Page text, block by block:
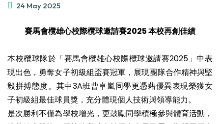
24 May 2025
賽馬會欖雄心校際欖球邀請賽2025 本校再創佳績
本校欖球隊於「賽馬會欖雄心校際欖球邀請賽2025」中表
現出色，勇奪女子初級組盃賽冠軍，展現團隊合作精神與堅
毅拼搏態度。其中3A班曹卓嵐同學更憑藉優異表現榮獲女
子初級組最佳球員獎，充分體現個人技術與領導能力。
是次勝利不僅為學校增光，更鼓勵同學積極參與體育活動，